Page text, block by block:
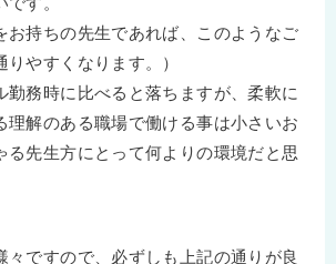
お持ちの先生であれば、このようなご
やすくなります。）
勤務時に比べると落ちますが、柔軟に
理解のある職場で働ける事は小さいお
る先生方にとって何よりの環境だと思
々ですので、必ずしも上記の通りが良